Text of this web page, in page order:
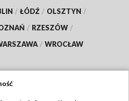
/ ŁÓDŹ / OLSZTYN /
/ RZESZÓW /
/ WROCŁAW